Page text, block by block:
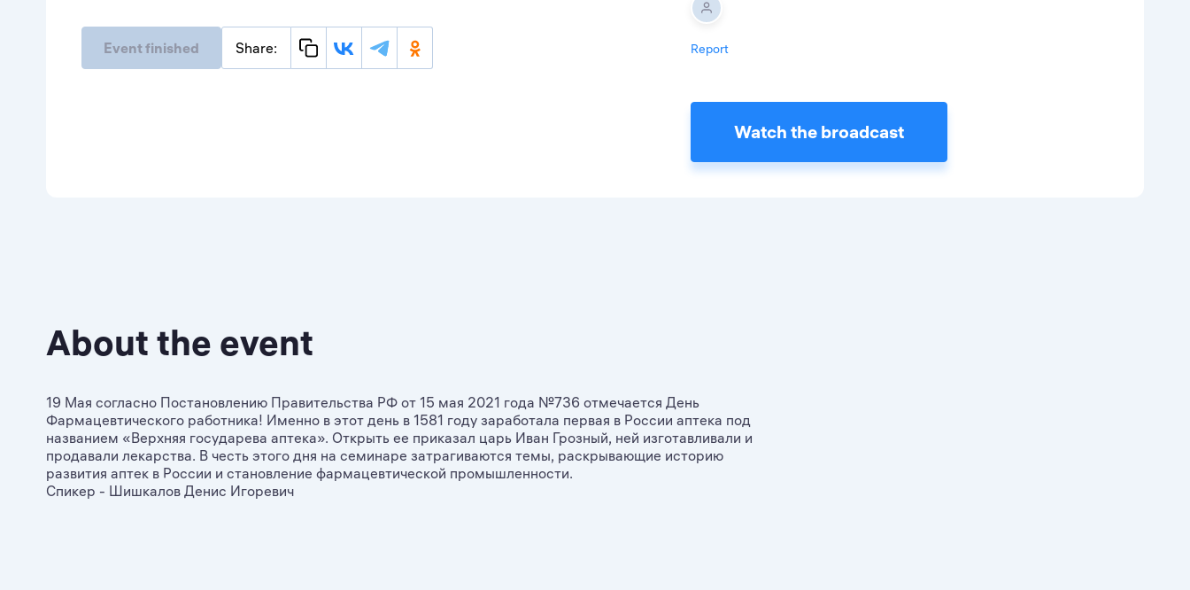
Event finished Share: Report
Watch the broadcast
About the event
19 Мая согласно Постановлению Правительства РФ от 15 мая 2021 года №736 отмечается День
Фармацевтического работника! Именно в этот день в 1581 году заработала первая в России аптека под
названием «Верхняя государева аптека». Открыть ее приказал царь Иван Грозный, ней изготавливали и
продавали лекарства. В честь этого дня на семинаре затрагиваются темы, раскрывающие историю
развития аптек в России и становление фармацевтической промышленности.
Спикер - Шишкалов Денис Игоревич